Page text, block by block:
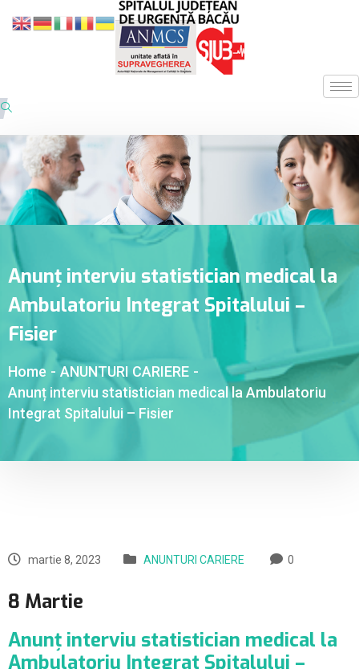
Anunț interviu statistician medical la
Ambulatoriu Integrat Spitalului –
Fisier
Home - ANUNTURI CARIERE -
Anunț interviu statistician medical la Ambulatoriu
Integrat Spitalului – Fisier
martie 8, 2023 ANUNTURI CARIERE 0
8 Martie
Anunț interviu statistician medical la
Ambulatoriu Integrat Spitalului –